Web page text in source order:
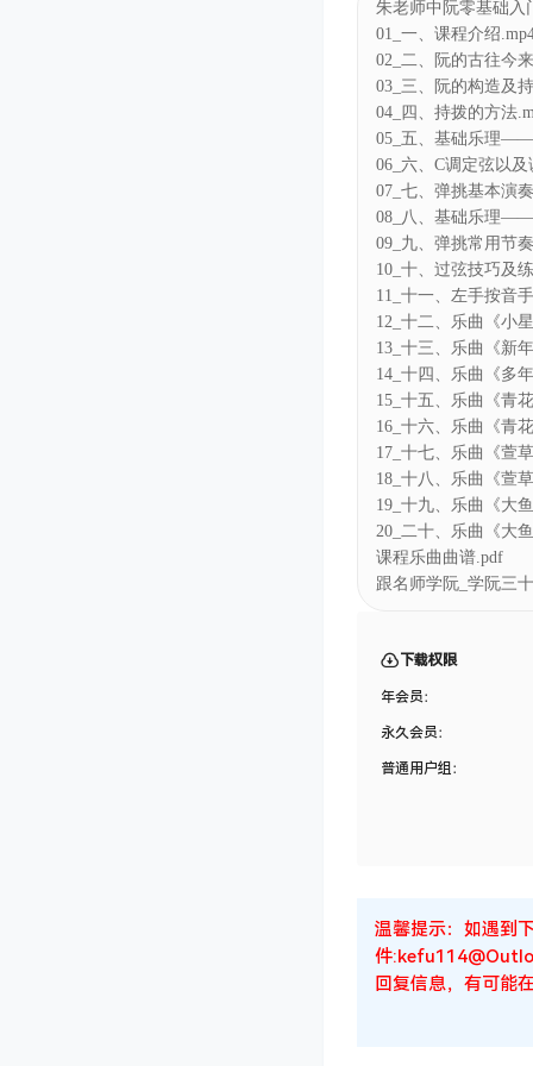
朱老师中阮零基础入
01_一、课程介绍
02_二、阮的古往今
03_三、阮的构造及
04_四、持拨的方法
05_五、基础乐理——
06_六、C调定弦以
07_七、弹挑基本演
08_八、基础乐理——
09_九、弹挑常用节
10_十、过弦技巧及
11_十一、左手按音
12_十二、乐曲《小
13_十三、乐曲《新
14_十四、乐曲《多
15_十五、乐曲《青
16_十六、乐曲《青
17_十七、乐曲《萱
18_十八、乐曲《萱
19_十九、乐曲《大
20_二十、乐曲《大
课程乐曲曲谱.pdf
跟名师学阮_学阮三
下载权限
年会员：
永久会员：
普通用户组：
温馨提示：如遇到
件
回复信息，有可能